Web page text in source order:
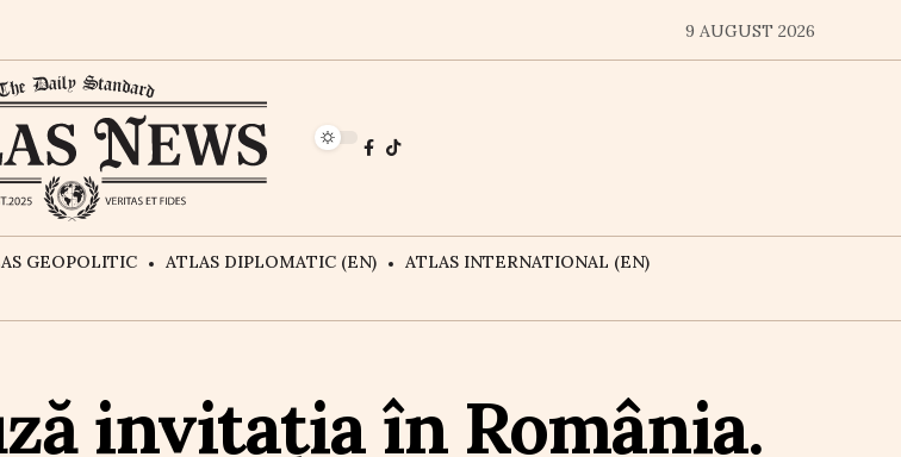
9 AUGUST 2026
GEOPOLITIC ATLAS DIPLOMATIC (EN)
ATLAS INTERNATIONAL (EN)
invitația în România.